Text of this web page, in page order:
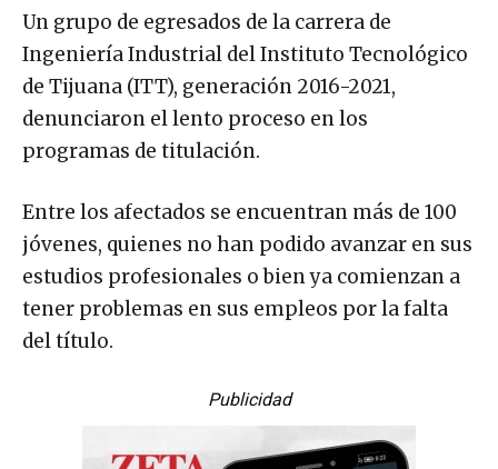
Un grupo de egresados de la carrera de
Ingeniería Industrial del Instituto Tecnológico
de Tijuana (ITT), generación 2016-2021,
denunciaron el lento proceso en los
programas de titulación.
Entre los afectados se encuentran más de 100
jóvenes, quienes no han podido avanzar en sus
estudios profesionales o bien ya comienzan a
tener problemas en sus empleos por la falta
del título.
Publicidad